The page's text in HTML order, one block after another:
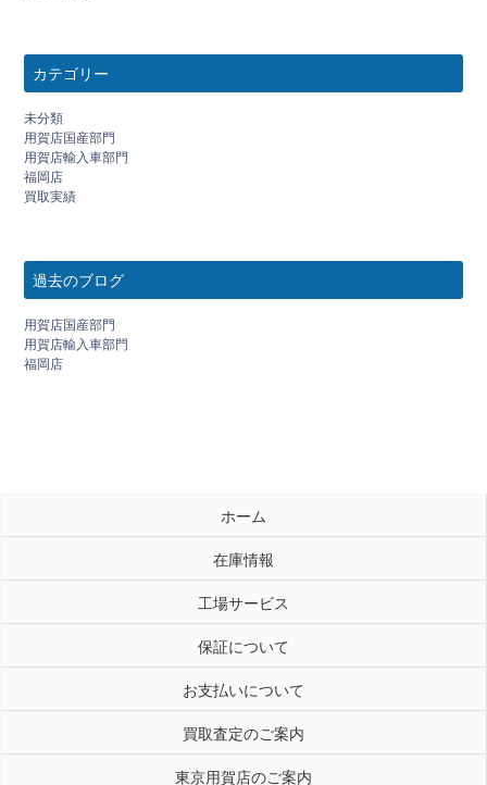
カテゴリー
未分類
用賀店国産部門
用賀店輸入車部門
福岡店
買取実績
過去のブログ
用賀店国産部門
用賀店輸入車部門
福岡店
ホーム
在庫情報
工場サービス
保証について
お支払いについて
買取査定のご案内
東京用賀店のご案内